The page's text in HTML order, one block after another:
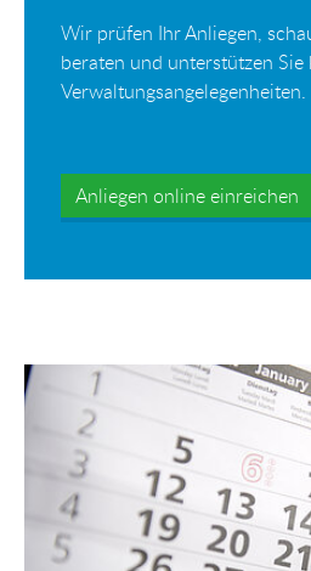
Wir prüfen Ihr Anliegen,
beraten und unterstützen Sie
Verwaltungsangelegenheiten.
Anliegen online einreichen